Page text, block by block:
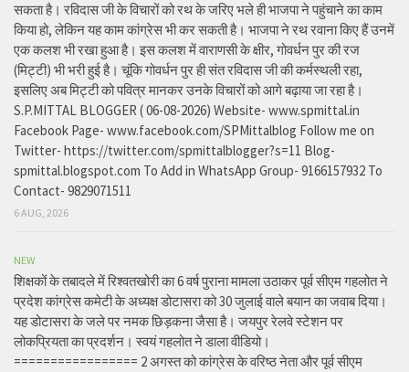
सकता है। रविदास जी के विचारों को रथ के जरिए भले ही भाजपा ने पहुंचाने का काम
किया हो, लेकिन यह काम कांग्रेस भी कर सकती है। भाजपा ने रथ रवाना किए हैं उनमें
एक कलश भी रखा हुआ है। इस कलश में वाराणसी के क्षीर, गोवर्धन पुर की रज
(मिट्टी) भी भरी हुई है। चूंकि गोवर्धन पुर ही संत रविदास जी की कर्मस्थली रहा,
इसलिए अब मिट्टी को पवित्र मानकर उनके विचारों को आगे बढ़ाया जा रहा है।
S.P.MITTAL BLOGGER ( 06-08-2026) Website- www.spmittal.in
Facebook Page- www.facebook.com/SPMittalblog Follow me on
Twitter- https://twitter.com/spmittalblogger?s=11 Blog-
spmittal.blogspot.com To Add in WhatsApp Group- 9166157932 To
Contact- 9829071511
6 AUG, 2026
NEW
शिक्षकों के तबादले में रिश्वतखोरी का 6 वर्ष पुराना मामला उठाकर पूर्व सीएम गहलोत ने
प्रदेश कांग्रेस कमेटी के अध्यक्ष डोटासरा को 30 जुलाई वाले बयान का जवाब दिया।
यह डोटासरा के जले पर नमक छिड़कना जैसा है। जयपुर रेलवे स्टेशन पर
लोकप्रियता का प्रदर्शन। स्वयं गहलोत ने डाला वीडियो।
================= 2 अगस्त को कांग्रेस के वरिष्ठ नेता और पूर्व सीएम